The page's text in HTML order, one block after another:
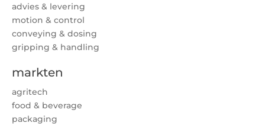
advies & levering
motion & control
conveying & dosing
gripping & handling
markten
agritech
food & beverage
packaging